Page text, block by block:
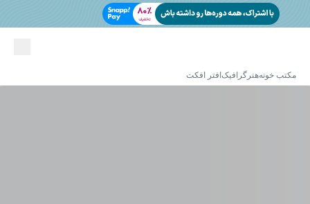
مکتب خونههنر گرافیک افتر افکت